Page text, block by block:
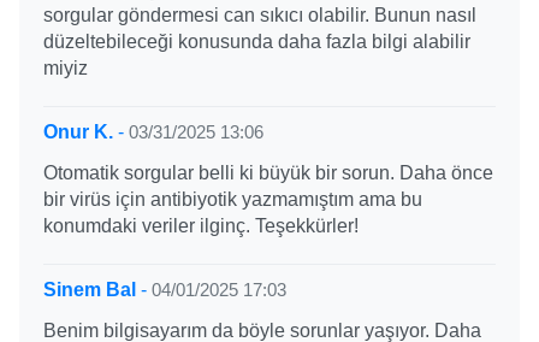
sorgular göndermesi can sıkıcı olabilir. Bunun nasıl
düzeltebileceği konusunda daha fazla bilgi alabilir
miyiz
Onur K. - 03/31/2025 13:06
Otomatik sorgular belli ki büyük bir sorun. Daha önce
bir virüs için antibiyotik yazmamıştım ama bu
konumdaki veriler ilginç. Teşekkürler!
Sinem Bal - 04/01/2025 17:03
Benim bilgisayarım da böyle sorunlar yaşıyor. Daha